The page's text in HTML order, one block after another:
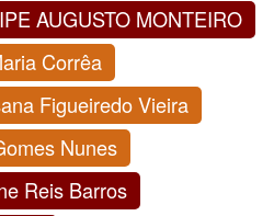
AUGUSTO MONTEIRO
Corrêa
Figueiredo Vieira
Nunes
Reis Barros